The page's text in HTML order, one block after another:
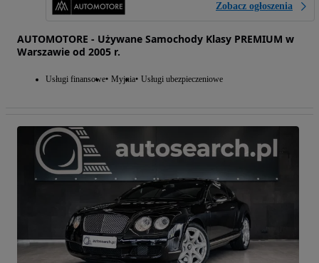
Zobacz ogłoszenia
AUTOMOTORE - Używane Samochody Klasy PREMIUM w
Warszawie od 2005 r.
Usługi finansowe Myjnia Usługi ubezpieczeniowe